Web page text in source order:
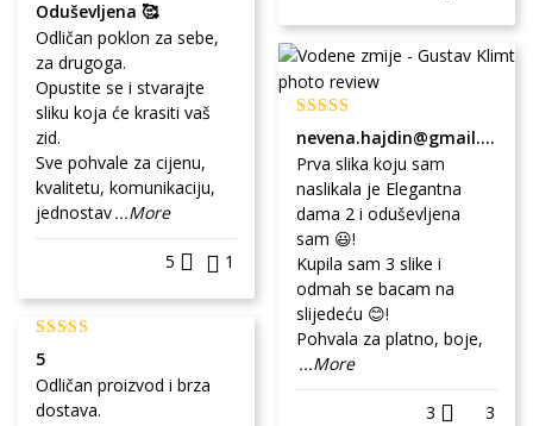
Oduševljena 🥰
Odličan poklon za sebe,
za drugoga.
Opustite se i stvarajte
sliku koja će krasiti vaš
zid.
Sve pohvale za cijenu,
kvalitetu, komunikaciju,
jednostav...More
5 1
5
Odličan proizvod i brza
dostava.
nevena.hajdin@gmail.com
Prva slika koju sam
naslikala je Elegantna
dama 2 i oduševljena
sam 😃!
Kupila sam 3 slike i
odmah se bacam na
slijedeću 😊!
Pohvala za platno, boje,
...More
3 3